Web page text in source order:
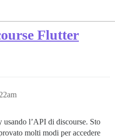
Flutter
l’API di discourse. Sto
molti modi per accedere